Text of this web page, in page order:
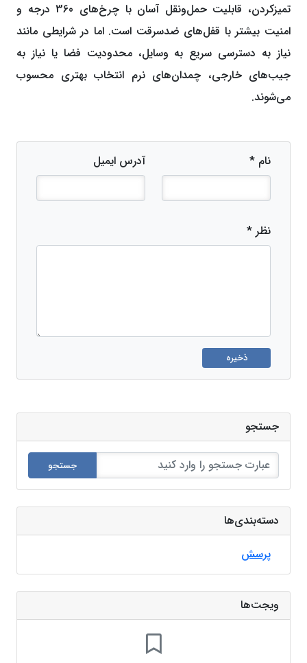
تمیز‌کردن، قابلیت حمل‌و‌نقل آسان با چرخ‌های 360 درجه و
امنیت بیشتر با قفل‌های ضدسرقت است. اما در شرایطی مانند
نیاز به دسترسی سریع به وسایل، محدودیت فضا یا نیاز به
جیب‌های خارجی، چمدان‌های نرم انتخاب بهتری محسوب
می‌شوند.
نام * آدرس ایمیل
نظر *
ذخیره
جستجو
جستجو
دسته‌بندی‌ها
پرسش
ویجت‌ها